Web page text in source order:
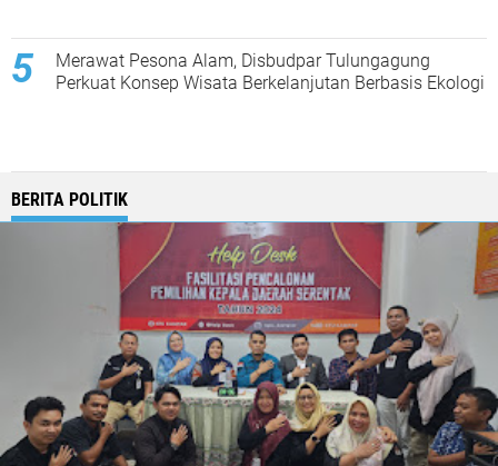
Merawat Pesona Alam, Disbudpar Tulungagung
Perkuat Konsep Wisata Berkelanjutan Berbasis Ekologi
BERITA POLITIK